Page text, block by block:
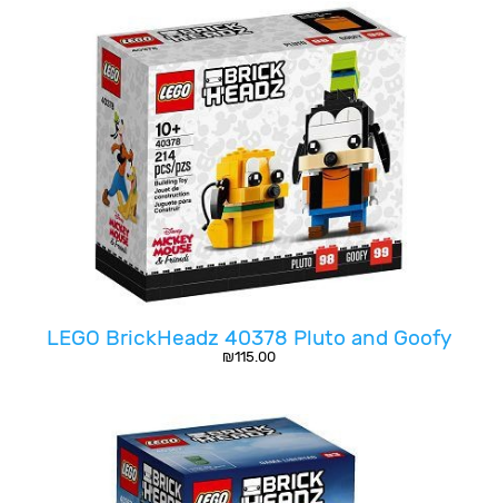
LEGO BrickHeadz 40378 Pluto and Goofy
₪115.00